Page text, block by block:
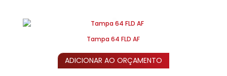
Tampa 64 FLD AF
ADICIONAR AO ORÇAMENTO